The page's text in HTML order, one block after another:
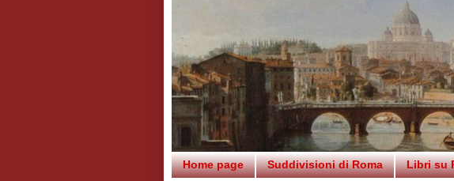
Home page Suddivisioni di Roma Libri su